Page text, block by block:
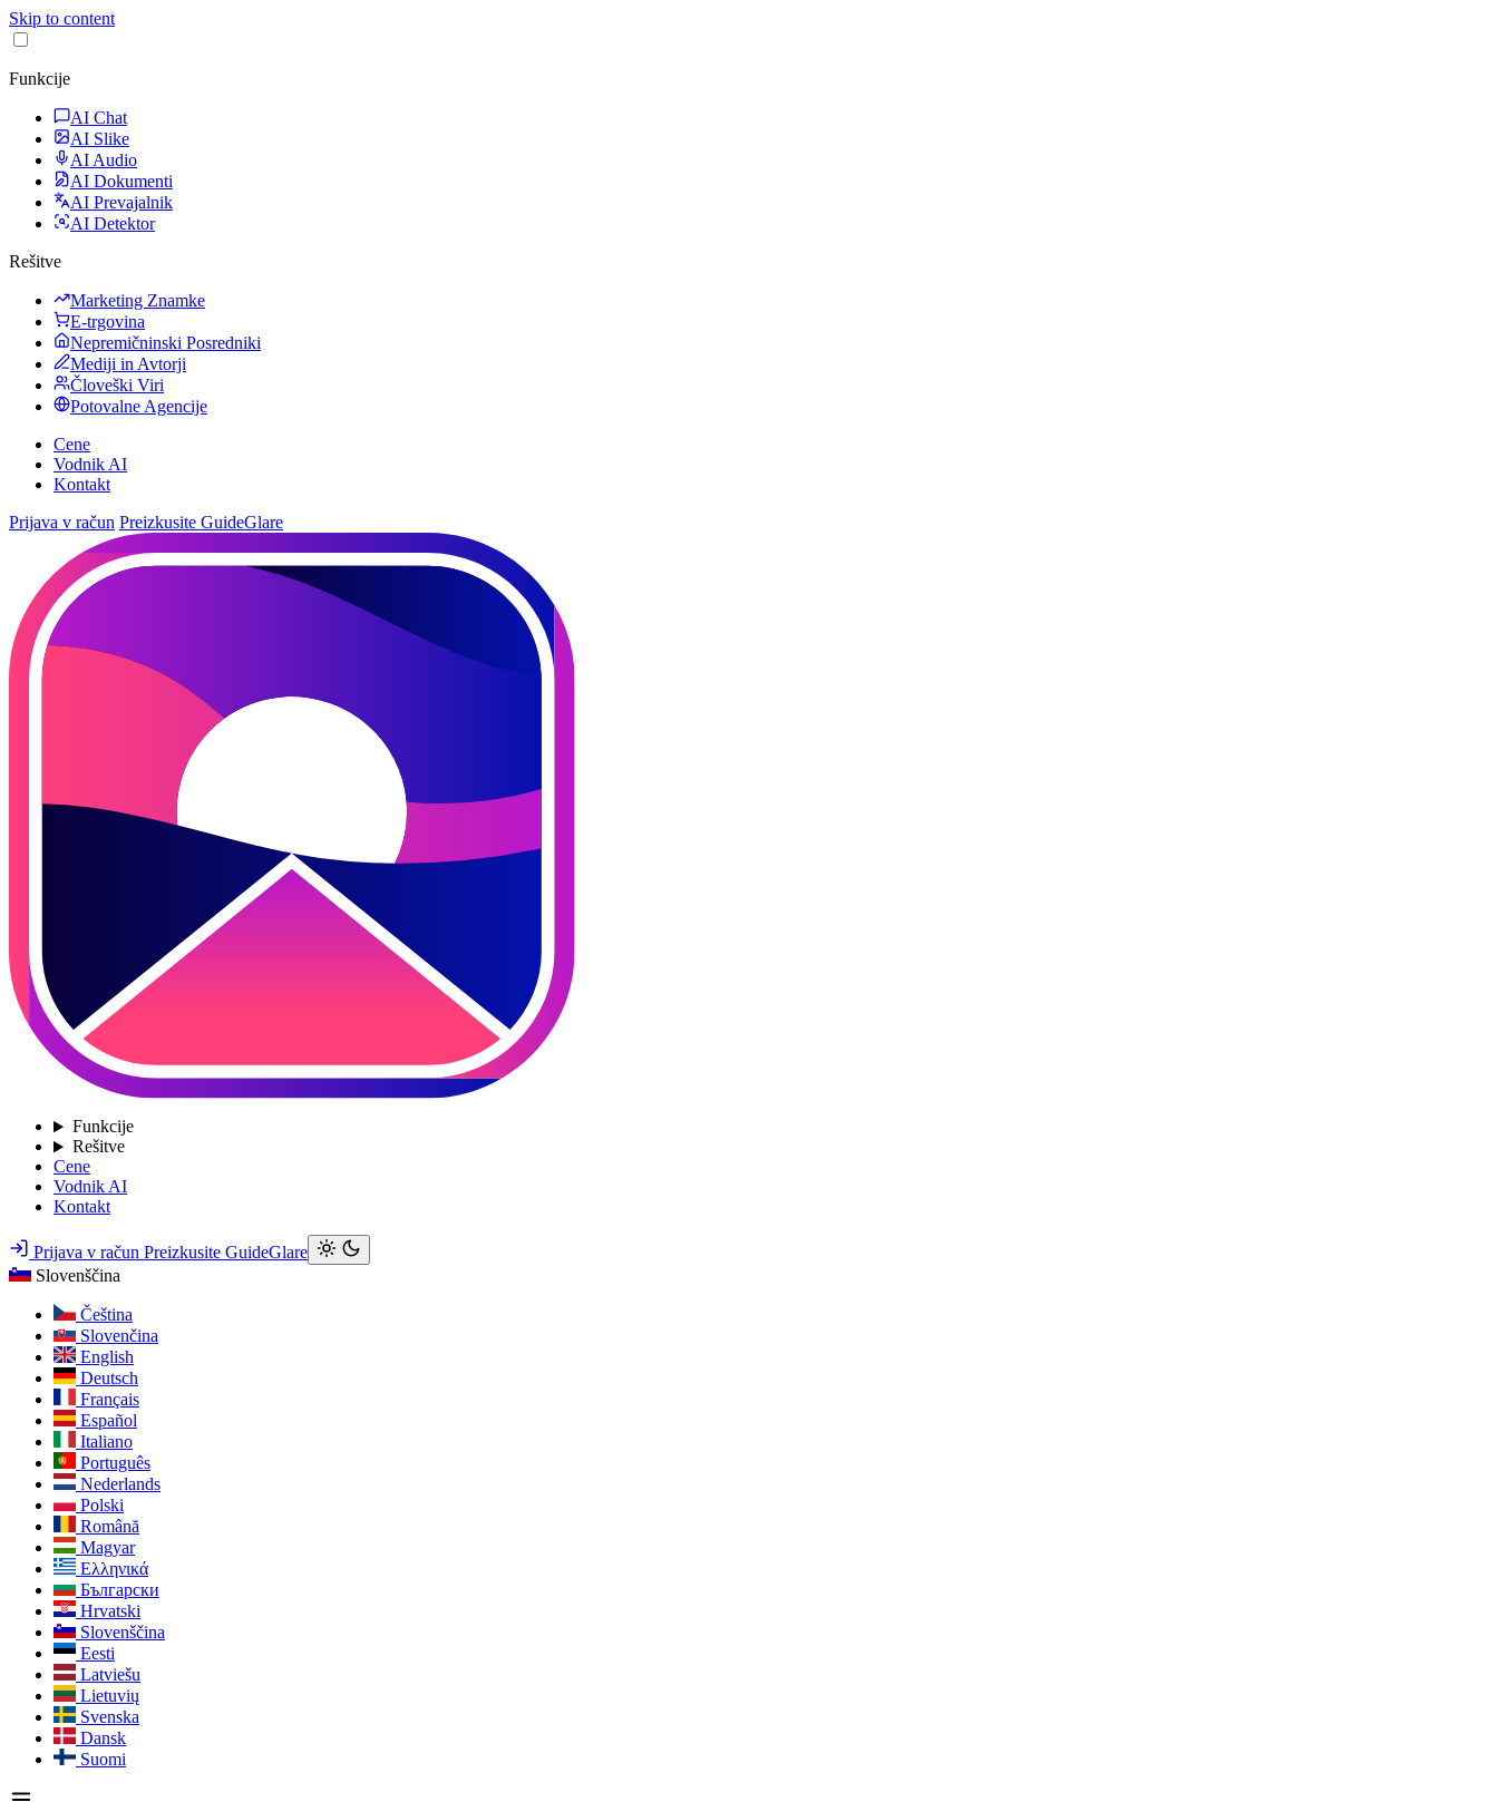
Skip to content
Funkcije
AI Chat
AI Slike
AI Audio
AI Dokumenti
AI Prevajalnik
AI Detektor
Rešitve
Marketing Znamke
E-trgovina
Nepremičninski Posredniki
Mediji in Avtorji
Človeški Viri
Potovalne Agencije
Cene
Vodnik AI
Kontakt
Prijava v račun Preizkusite GuideGlare
Funkcije
Rešitve
Cene
Vodnik AI
Kontakt
Prijava v račun Preizkusite GuideGlare
Slovenščina
Čeština
Slovenčina
English
Deutsch
Français
Español
Italiano
Português
Nederlands
Polski
Română
Magyar
Ελληνικά
Български
Hrvatski
Slovenščina
Eesti
Latviešu
Lietuvių
Svenska
Dansk
Suomi